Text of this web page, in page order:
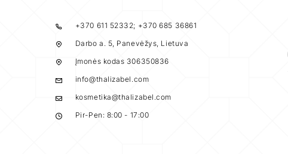
+370 611 52332; +370 685 36861
Darbo a. 5, Panevėžys, Lietuva
Įmonės kodas 306350836
info@thalizabel.com
kosmetika@thalizabel.com
Pir-Pen: 8:00 - 17:00